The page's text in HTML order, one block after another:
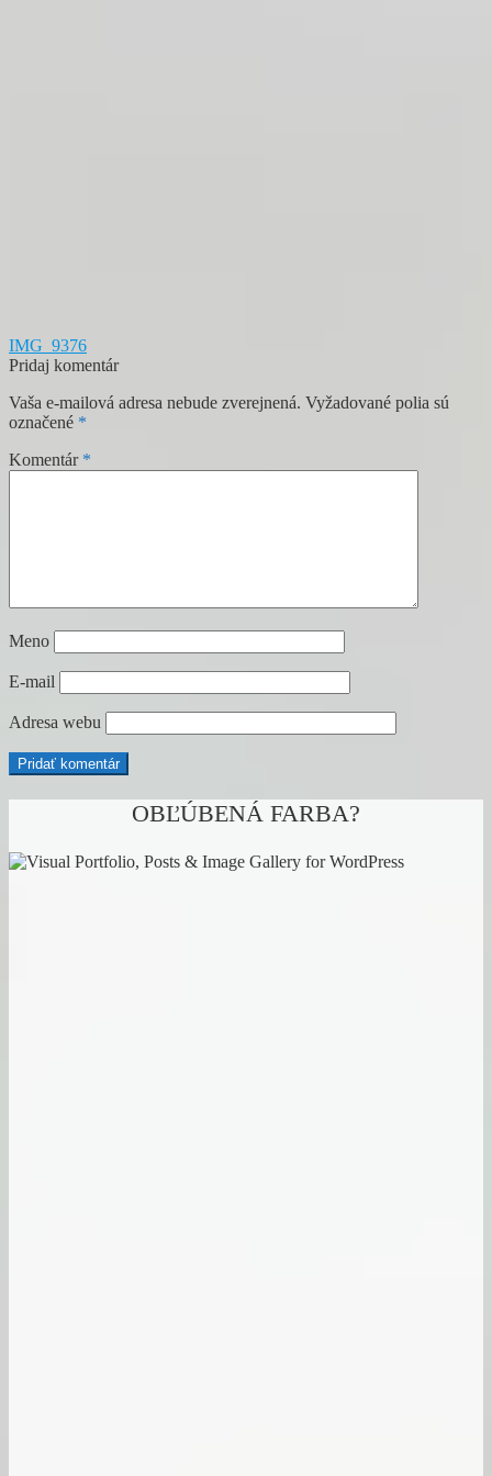
Navigácia
v
článku
Predchádzajúci
článok:
IMG_9376
Pridaj komentár
Vaša e-mailová adresa nebude zverejnená. Vyžadované polia sú
označené *
Komentár *
Meno
E-mail
Adresa webu
OBĽÚBENÁ FARBA?